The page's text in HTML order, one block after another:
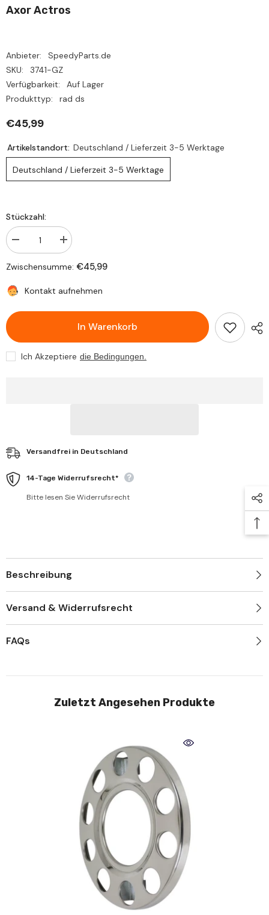
Axor Actros
Anbieter:
SpeedyParts.de
SKU:
3741-GZ
Verfügbarkeit:
Auf Lager
Produkttyp:
rad ds
€45,99
Artikelstandort: Deutschland / Lieferzeit 3-5 Werktage
Deutschland / Lieferzeit 3-5 Werktage
Stückzahl:
Verringere
die
Stückzahl
für
Radbolzenabdeckung
22,5&quot;
Radkappen
Benz
Axor
Actros
Erhöhe
die
Stückzahl
für
Radbolzenabdeckung
Benz
Axor
Actros
Zwischensumme: €45,99
Kontakt aufnehmen
In Warenkorb
Ich Akzeptiere die Bedingungen.
Versandfrei in Deutschland
14-Tage Widerrufsrecht*
Bitte lesen Sie Widerrufsrecht
Beschreibung
Versand & Widerrufsrecht
FAQs
Zuletzt Angesehen Produkte